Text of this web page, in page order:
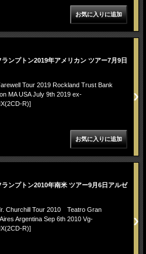
ランプトン2019年アメリカン ツアー7月9日
Tour 2019 Rockland Trust Bank
MA USA July 9th 2019 ex-
R)]
ランプトン2010年南米 ツアー9月6日アルゼ
Churchill Tour 2010 Teatro Gran
Argentina Sep 6th 2010 Vg-
R)]